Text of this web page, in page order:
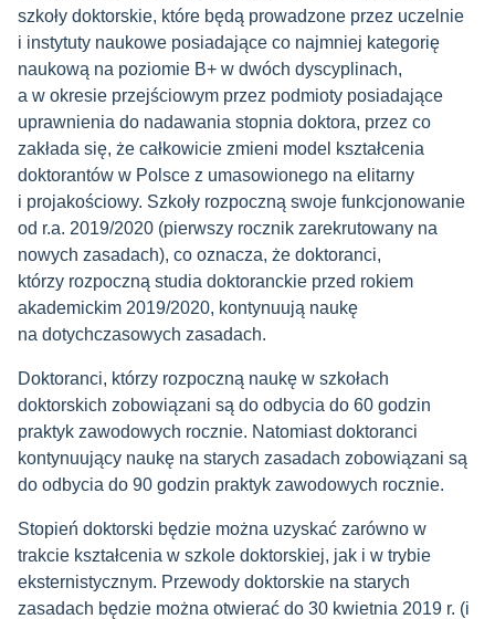
szkoły doktorskie, które będą prowadzone przez uczelnie
i instytuty naukowe posiadające co najmniej kategorię
naukową na poziomie B+ w dwóch dyscyplinach,
a w okresie przejściowym przez podmioty posiadające
uprawnienia do nadawania stopnia doktora, przez co
zakłada się, że całkowicie zmieni model kształcenia
doktorantów w Polsce z umasowionego na elitarny
i projakościowy. Szkoły rozpoczną swoje funkcjonowanie
od r.a. 2019/2020 (pierwszy rocznik zarekrutowany na
nowych zasadach), co oznacza, że doktoranci,
którzy rozpoczną studia doktoranckie przed rokiem
akademickim 2019/2020, kontynuują naukę
na dotychczasowych zasadach.
Doktoranci, którzy rozpoczną naukę w szkołach
doktorskich zobowiązani są do odbycia do 60 godzin
praktyk zawodowych rocznie. Natomiast doktoranci
kontynuujący naukę na starych zasadach zobowiązani są
do odbycia do 90 godzin praktyk zawodowych rocznie.
Stopień doktorski będzie można uzyskać zarówno w
trakcie kształcenia w szkole doktorskiej, jak i w trybie
eksternistycznym. Przewody doktorskie na starych
zasadach będzie można otwierać do 30 kwietnia 2019 r. (i